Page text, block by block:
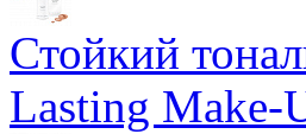
Стойкий
Lasting Make-